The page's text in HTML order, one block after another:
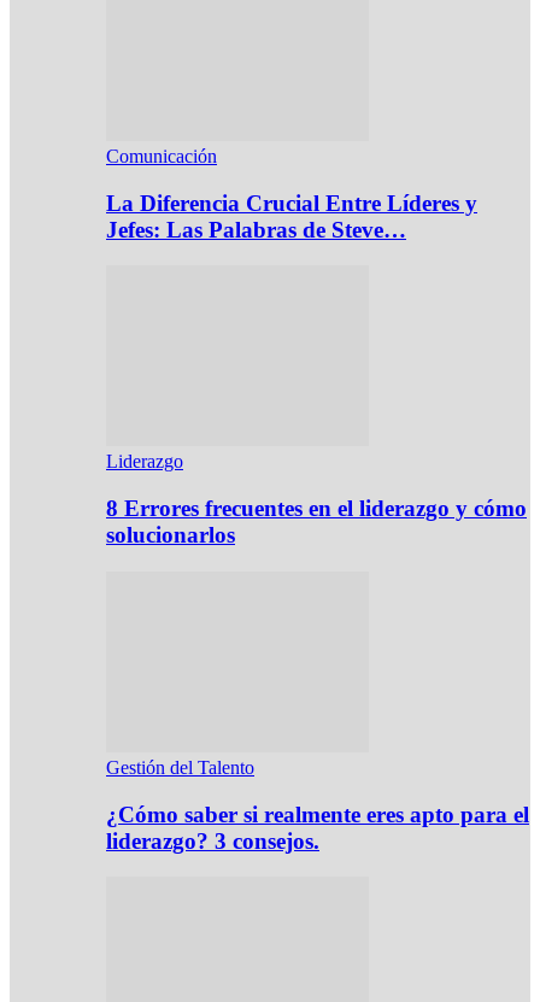
Comunicación
La Diferencia Crucial Entre Líderes y
Jefes: Las Palabras de Steve…
Liderazgo
8 Errores frecuentes en el liderazgo y cómo
solucionarlos
Gestión del Talento
¿Cómo saber si realmente eres apto para el
liderazgo? 3 consejos.